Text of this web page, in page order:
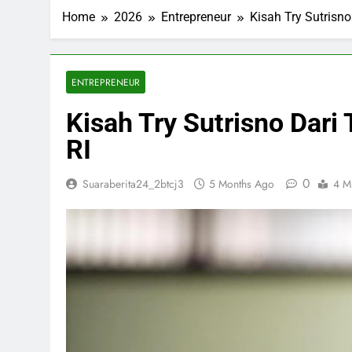
3 Months Ago
Inggris dan
Trump
Home 2026 Entrepreneur Kisah Try
ENTREPRENEUR
Kisah Try Sutrisno Dari
RI
Suaraberita24_2btcj3 5 Months Ago 0 4